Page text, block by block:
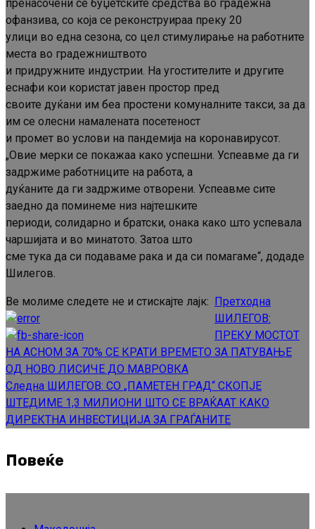
пренасочени се буџетските средства во градежна
офанзива, со која се реконструираа преку 20
улици во една сезона, со цел стимулирање на работните
места во градежништвото
и придружните индустрии. На угостителите и другите
еснафи кои користат јавен простор пред
своите дуќани им беа простени комуналните такси, за да
им се олесни намалената посетеност
и промет во услови на пандемија на коронавирусот.
„Овие мерки се покажаа како успешни. Успеавме да ги
задржиме работниците на работа, а
дуќаните да ги задржиме отворени. Успеавме сите
заедно да поминеме низ најтешките
периоди, солидарно и братски, онака како што успевала
чаршијата и во минатото. Затоа што
сме тука да си подаваме рака и да си помагаме“, додаде
Шилегов.
Ве молиме следете не и стискајте лајк:
Continue
Reading
Претходна
ШИЛЕГОВ:
ПРЕКУ МОСТОТ
НА АСНОМ ЗА 70% СЕ КРАТИ ВРЕМЕТО ЗА ПАТУВАЊЕ
ОД НОВО ЛИСИЧЕ ДО МАВРОВКА
Следна ШИЛЕГОВ: СО „ПАМЕТЕН ГРАД“ СКОПЈЕ
ШТЕДИМЕ 1,3 МИЛИОНИ ШТО СЕ ВРАЌААТ КАКО
ДИРЕКТНА ИНВЕСТИЦИЈА ЗА ГРАЃАНИТЕ
Повеќе